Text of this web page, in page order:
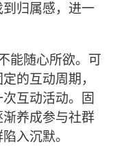
归属感，进一
能随心所欲。可
的互动周期，
互动活动。固
养成参与社群
入沉默。